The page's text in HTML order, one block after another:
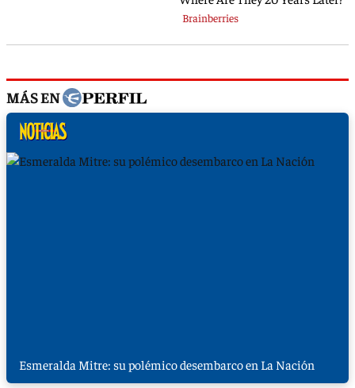
MÁS EN
Esmeralda Mitre: su polémico desembarco en La Nación